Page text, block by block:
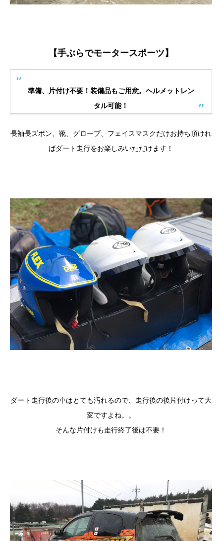
【手ぶらでモータースポーツ】
準備、片付け不要！装備品もご用意。ヘルメットレン
タル可能！
長袖長ズボン、靴、グローブ、フェイスマスクだけお持ち頂けれ
ばダート走行をお楽しみいただけます！
ダート走行後の車はとても汚れるので、走行後の後片付けって大
変ですよね。。
そんな片付けも走行終了後は不要！